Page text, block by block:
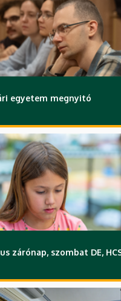
egyetem megnyitó
zárónap, szombat DE,